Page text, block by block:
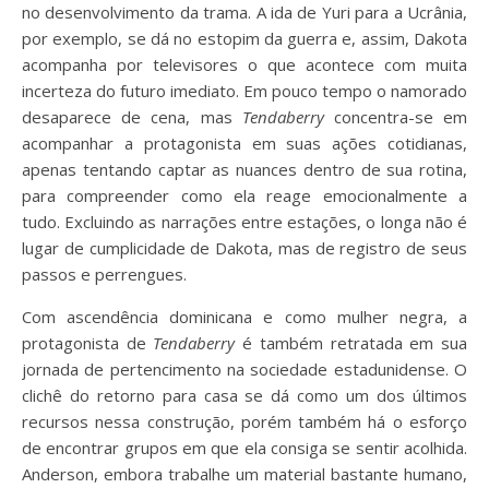
no desenvolvimento da trama. A ida de Yuri para a Ucrânia,
por exemplo, se dá no estopim da guerra e, assim, Dakota
acompanha por televisores o que acontece com muita
incerteza do futuro imediato. Em pouco tempo o namorado
desaparece de cena, mas Tendaberryconcentra-se em
acompanhar a protagonista em suas ações cotidianas,
apenas tentando captar as nuances dentro de sua rotina,
para compreender como ela reage emocionalmente a
tudo. Excluindo as narrações entre estações, o longa não é
lugar de cumplicidade de Dakota, mas de registro de seus
passos e perrengues.
Com ascendência dominicana e como mulher negra, a
protagonista de Tendaberryé também retratada em sua
jornada de pertencimento na sociedade estadunidense. O
clichê do retorno para casa se dá como um dos últimos
recursos nessa construção, porém também há o esforço
de encontrar grupos em que ela consiga se sentir acolhida.
Anderson, embora trabalhe um material bastante humano,